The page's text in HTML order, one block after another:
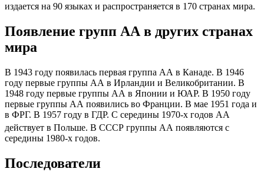
издается на 90 языках и распространяется в 170 странах мира.
Появление групп АА в других странах
мира
В 1943 году появилась первая группа АА в Канаде. В 1946
году первые группы АА в Ирландии и Великобритании. В
1948 году первые группы АА в Японии и ЮАР. В 1950 году
первые группы АА появились во Франции. В мае 1951 года и
в ФРГ. В 1957 году в ГДР. С середины 1970-х годов АА
действует в Польше. В СССР группы АА появляются с
середины 1980-х годов.
Последователи